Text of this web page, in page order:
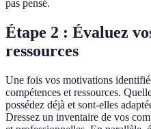
pas pensé.
Étape 2 : Évaluez
ressources
Une fois vos motivations
compétences et ressources.
possédez déjà et sont-elles
Dressez un inventaire de vos